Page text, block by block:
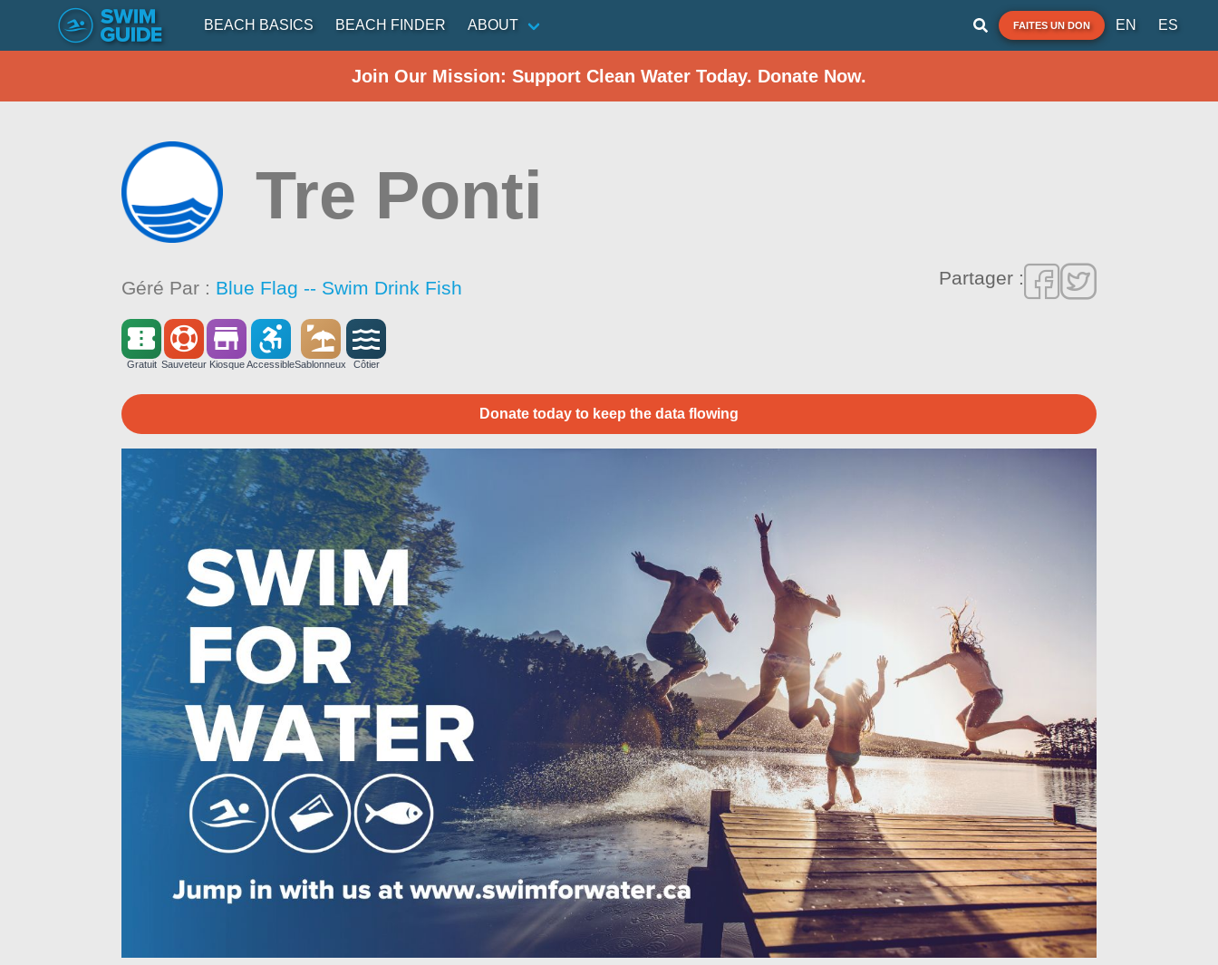
BEACH BASICS BEACH FINDER ABOUT FAITES UN DON EN ES
Join Our Mission: Support Clean Water Today. Donate Now.
Tre Ponti
Géré Par : Blue Flag -- Swim Drink Fish Partager :
Gratuit Sauveteur Kiosque AccessibleSablonneux Côtier
Donate today to keep the data flowing